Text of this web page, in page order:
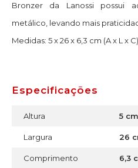
Bronzer da Lanossi possui
metálico, levando mais
Medidas: 5 x 26 x 6,3 cm (A x L x C)
Especificações
Altura 5 cm
Largura 26
Comprimento 6,3